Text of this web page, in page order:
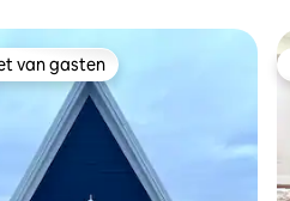
van gasten
van gasten